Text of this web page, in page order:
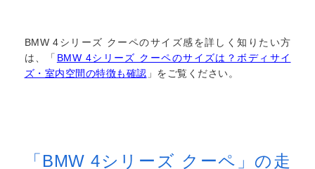
BMW 4シリーズ クーペのサイズ感を詳しく知りたい方
は、「 BMW 4シリーズ クーペのサイズは？ボディサイ
ズ・室内空間の特徴も確認 」をご覧ください。
「BMW 4シリーズ クーペ」の走